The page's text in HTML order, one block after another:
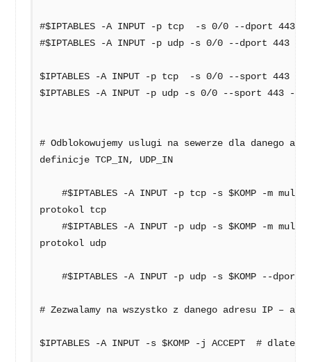
#$IPTABLES -A INPUT -p tcp  -s 0/0 --dport 443 -j
#$IPTABLES -A INPUT -p udp -s 0/0 --dport 443 -j
$IPTABLES -A INPUT -p tcp  -s 0/0 --sport 443 -j
$IPTABLES -A INPUT -p udp -s 0/0 --sport 443 -j
# Odblokowujemy uslugi na sewerze dla danego
definicje TCP_IN, UDP_IN
    #$IPTABLES -A INPUT -p tcp -s $KOMP -m multiport --dport $TCP_IN  -j ACCEPT #
protokol tcp
    #$IPTABLES -A INPUT -p udp -s $KOMP -m multiport --dport $UDP_IN -j ACCEPT #
protokol udp
    #$IPTABLES -A INPUT -p udp -s $KOMP --dport 137:139 -j ACCEPT # protokol udp
# Zezwalamy na wszystko z danego adresu IP –
$IPTABLES -A INPUT -s $KOMP -j ACCEPT  #